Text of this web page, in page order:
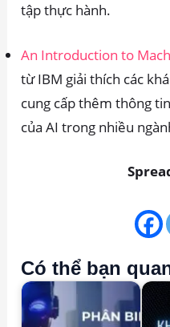
tập thực hành.
An Introduction to
từ IBM giải thích các
cung cấp thêm thông
của AI trong nhiều
Có thể bạn